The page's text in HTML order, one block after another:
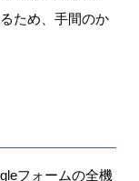
ため、手間のか
フォームの全機